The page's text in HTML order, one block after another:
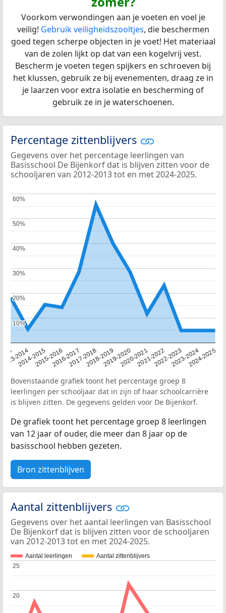
Voorkom verwondingen aan je voeten en voel je
veilig! Gebruik veiligheidszooltjes, die beschermen
goed tegen scherpe objecten in je voet! Het materiaal
van de zolen lijkt op dat van een kogelvrij vest.
Bescherm je voeten tegen spijkers en schroeven bij
het klussen, gebruik ze bij evenementen, draag ze in
je laarzen voor extra isolatie en bescherming of
gebruik ze in je waterschoenen.
Percentage zittenblijvers
Gegevens over het percentage leerlingen van
Basisschool De Bijenkorf dat is blijven zitten voor de
schooljaren van 2012-2013 tot en met 2024-2025.
2013-20142014-20152015-20162016-20172017-20182018-20192019-20202020-20212021-20222022-20232023-20242024-2025
10%
10%
20%
20%
30%
30%
40%
40%
50%
50%
60%
60%
Bovenstaande grafiek toont het percentage groep 8
leerlingen per schooljaar dat in zijn of haar schoolcarrière
is blijven zitten. De gegevens gelden voor De Bijenkorf.
De grafiek toont het percentage groep 8 leerlingen
van 12 jaar of ouder, die meer dan 8 jaar op de
basisschool hebben gezeten.
Bron zittenblijven
Aantal zittenblijvers
Gegevens over het aantal leerlingen van Basisschool
De Bijenkorf dat is blijven zitten voor de schooljaren
van 2012-2013 tot en met 2024-2025.
Aantal leerlingen Aantal zittenblijvers
20
20
25
25